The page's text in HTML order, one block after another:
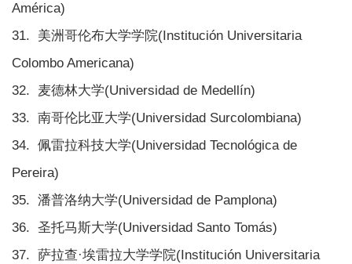
América)
31. 美洲哥伦布大学学院(Institución Universitaria
Colombo Americana)
32. 麦德林大学(Universidad de Medellín)
33. 南哥伦比亚大学(Universidad Surcolombiana)
34. 佩雷拉科技大学(Universidad Tecnológica de
Pereira)
35. 潘普洛纳大学(Universidad de Pamplona)
36. 圣托马斯大学(Universidad Santo Tomás)
37. 萨拉查·埃雷拉大学学院(Institución Universitaria